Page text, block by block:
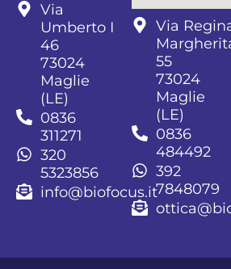
Via
Umberto I
46
73024
Maglie
(LE)
0836
311271
320
5323856
info@biofocus.it
Via
55
73024
Maglie
(LE)
0836
484492
392
7848079